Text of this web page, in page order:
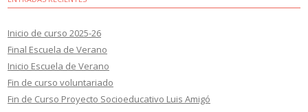
Inicio de curso 2025-26
Final Escuela de Verano
Inicio Escuela de Verano
Fin de curso voluntariado
Fin de Curso Proyecto Socioeducativo Luis Amigó